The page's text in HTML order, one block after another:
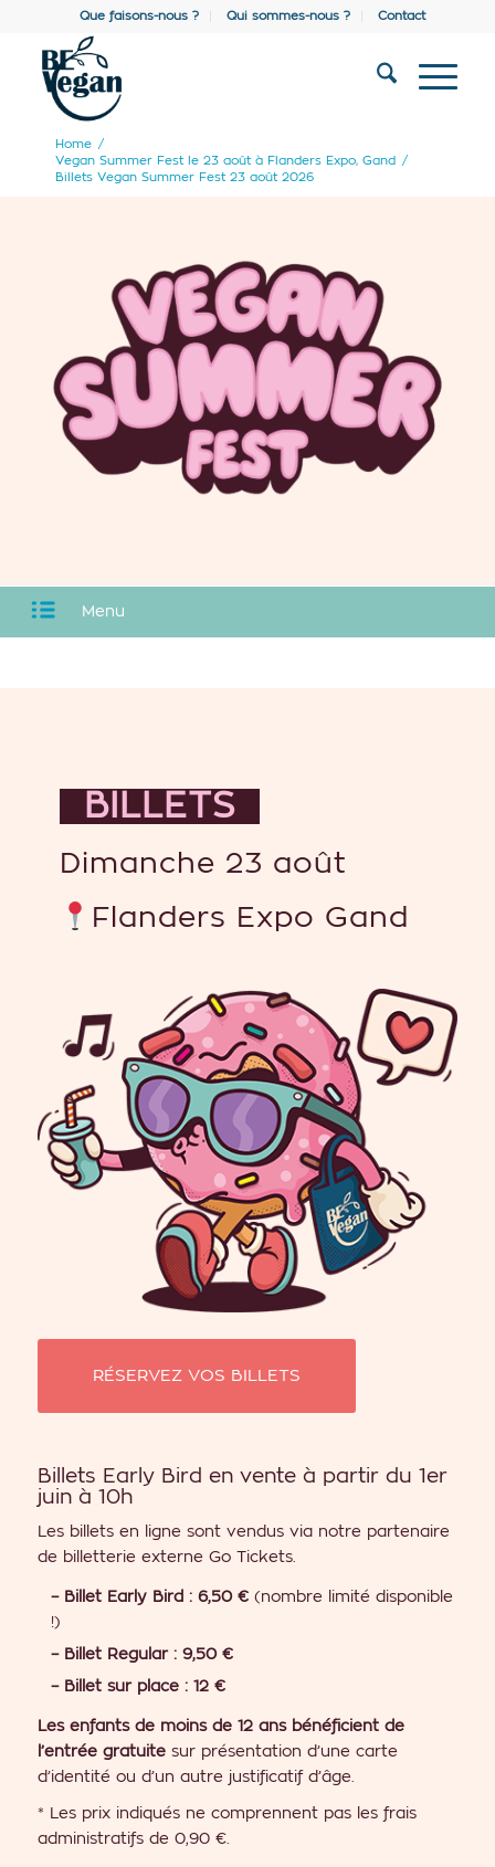
Que faisons-nous ? Qui sommes-nous ? Contact
Home /
Vegan Summer Fest le 23 août à Flanders Expo, Gand
/
Billets Vegan Summer Fest 23 août 2026
Menu
BILLETS
Dimanche 23 août
Flanders Expo Gand
RÉSERVEZ VOS BILLETS
Billets Early Bird en vente à partir du 1er
juin à 10h
Les billets en ligne sont vendus via notre partenaire
de billetterie externe Go Tickets.
– Billet Early Bird : 6,50 € (nombre limité disponible
!)
– Billet Regular : 9,50 €
– Billet sur place : 12 €
Les enfants de moins de 12 ans bénéficient de
l’entrée gratuitesur présentation d’une carte
d’identité ou d’un autre justificatif d’âge.
* Les prix indiqués ne comprennent pas les frais
administratifs de 0,90 €.